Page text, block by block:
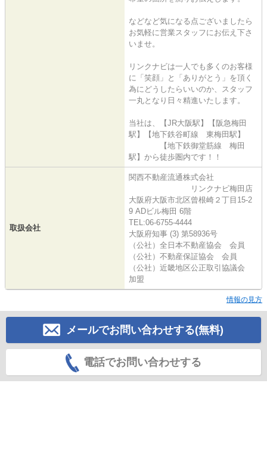
などなど気になる点ございましたら
お気軽に営業スタッフにお伝え下さ
いませ。
リンクナビは一人でも多くのお客様
に「笑顔」と「ありがとう」を頂く
為にどうしたらいいのか、スタッフ
一丸となり日々精進いたします。
当社は、【JR大阪駅】【阪急梅田
駅】【地下鉄谷町線 東梅田駅】
【地下鉄御堂筋線 梅田
駅】から徒歩圏内です！！
取扱会社
関西不動産流通株式会社
リンクナビ梅田店
大阪府大阪市北区曾根崎２丁目15-2
9 ADビル梅田 6階
TEL:06-6755-4444
大阪府知事 (3) 第58936号
（公社）全日本不動産協会 会員
（公社）不動産保証協会 会員
（公社）近畿地区公正取引協議会
加盟
情報の見方
メールでお問い合わせする(無料)
電話でお問い合わせする